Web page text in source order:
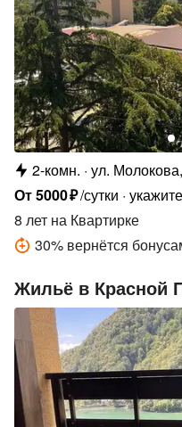
2-комн. ул.
От5000₽/сутки
8 лет на Квартирке
30% вернётся
Жильё в Красной